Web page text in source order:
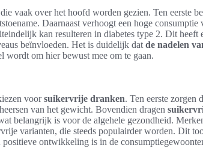
vaak over het hoofd worden gezien. Ten eerste
Daarnaast verhoogt een hoge consumptie
kan resulteren in diabetes type 2. Dit heeft
beïnvloeden. Het is duidelijk dat de nadelen
wordt om hier bewust mee om te gaan.
voorsuikervrije dranken. Ten eerste zorgen
van het gewicht. Bovendien dragen
belangrijk is voor de algehele gezondheid.
varianten, die steeds populairder worden. Dit
positieve ontwikkeling is in de